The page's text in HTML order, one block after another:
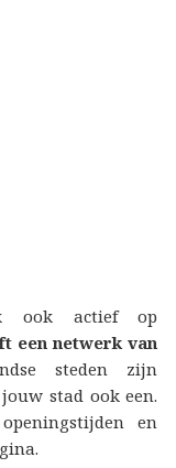
ook actief op
een netwerk van
steden zijn
stad ook een.
en